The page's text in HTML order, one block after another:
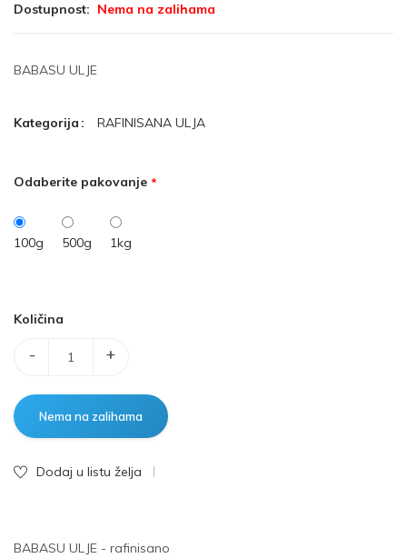
Dostupnost: Nema na zalihama
BABASU ULJE
Kategorija RAFINISANA ULJA
Odaberite pakovanje
100g 500g 1kg
Količina
- +
Dodaj u listu želja
BABASU ULJE - rafinisano